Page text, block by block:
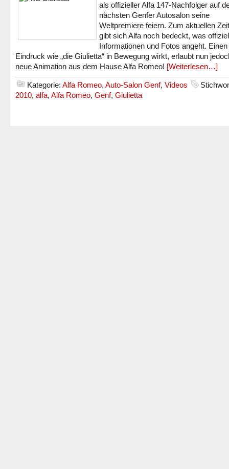
als offizieller Alfa 147-Nachfolger auf
nächsten Genfer Autosalon seine
Weltpremiere feiern. Zum aktuellen
gibt sich Alfa noch bedeckt, was
Informationen und Fotos angeht.
Eindruck wie „die Giulietta“ in Bewegung wirkt, erlaubt nun
neue Animation aus dem Hause Alfa Romeo! [Weiterlesen…]
Kategorie: Alfa Romeo, Auto-Salon Genf, Videos
2010, alfa, Alfa Romeo, Genf, Giulietta